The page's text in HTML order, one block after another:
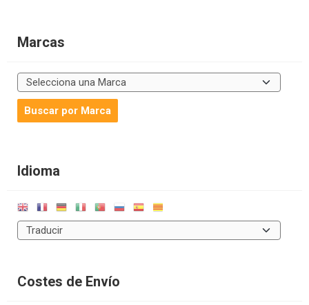
Marcas
Idioma
Costes de Envío